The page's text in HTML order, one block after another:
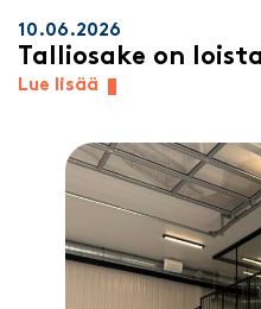
10.06.2026
Talliosake on
Lue lisää